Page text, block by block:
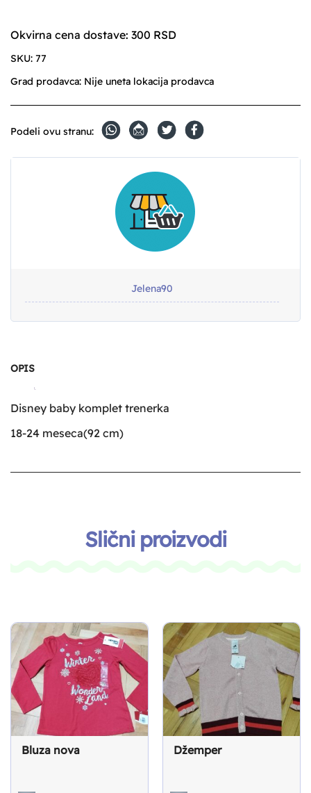
Jelena90
Okvirna cena dostave: 300 RSD
SKU: 77
Grad prodavca: Nije uneta lokacija prodavca
Podeli ovu stranu:
OPIS
Disney baby komplet trenerka
18-24 meseca(92 cm)
Slični proizvodi
Bluza nova Džemper